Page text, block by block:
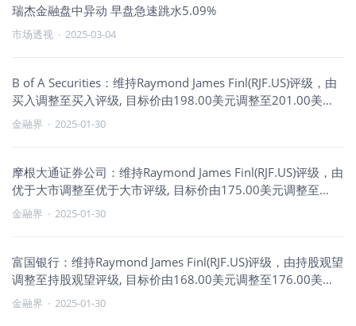
瑞杰金融盘中异动 早盘急速跳水5.09%
市场透视 · 2025-03-04
B of A Securities：维持Raymond James Finl(RJF.US)评级，由
买入调整至买入评级, 目标价由198.00美元调整至201.00美
元。
金融界 · 2025-01-30
摩根大通证券公司：维持Raymond James Finl(RJF.US)评级，由
优于大市调整至优于大市评级, 目标价由175.00美元调整至
190.00美元。
金融界 · 2025-01-30
富国银行：维持Raymond James Finl(RJF.US)评级，由持股观望
调整至持股观望评级, 目标价由168.00美元调整至176.00美
元。
金融界 · 2025-01-30